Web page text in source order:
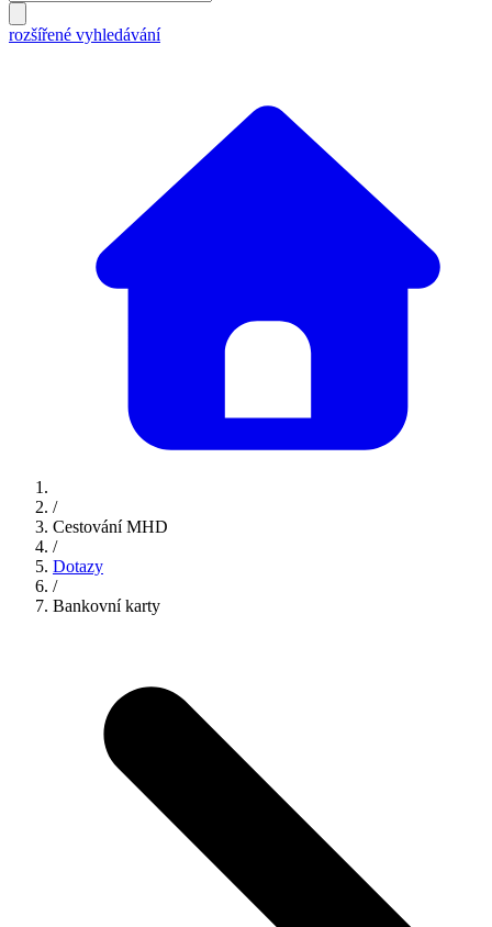
rozšířené vyhledávání
/
Cestování MHD
/
Dotazy
/
Bankovní karty